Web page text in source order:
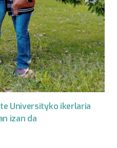
Universityko ikerlaria
izan da